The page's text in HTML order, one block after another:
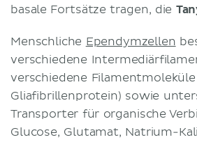
basale Fortsätze tragen, die
Menschliche Ependymzellen
verschiedene
verschiedene
Gliafibrillenprotein) sowie
Transporter für organische
Glucose, Glutamat, Natrium-